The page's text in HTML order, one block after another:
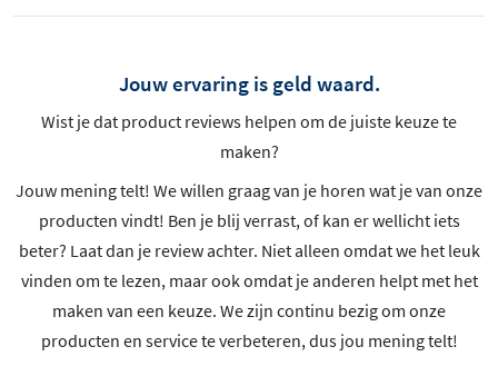
Jouw ervaring is geld waard.
Wist je dat product reviews helpen om de juiste keuze te
maken?
Jouw mening telt! We willen graag van je horen wat je van onze
producten vindt! Ben je blij verrast, of kan er wellicht iets
beter? Laat dan je review achter. Niet alleen omdat we het leuk
vinden om te lezen, maar ook omdat je anderen helpt met het
maken van een keuze. We zijn continu bezig om onze
producten en service te verbeteren, dus jou mening telt!